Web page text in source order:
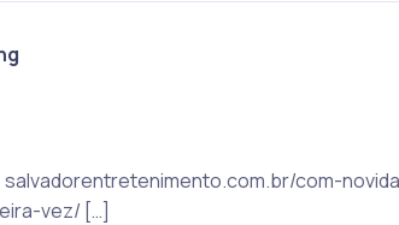
salvadorentretenimento.com.br/com-
vez/ […]